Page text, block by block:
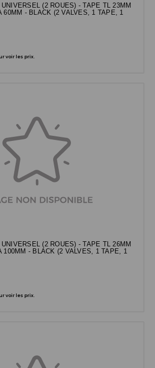
(2 ROUES) - TAPE TL 23MM
60MM - BLACK (2 VALVES, 1 TAPE, 1
voir les prix.
(2 ROUES) - TAPE TL 26MM
100MM - BLACK (2 VALVES, 1 TAPE, 1
voir les prix.